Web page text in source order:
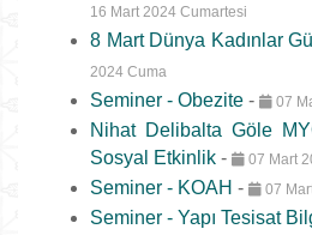
16 Mart 2024 Cumartesi
8 Mart Dünya Kadınlar
2024 Cuma
Seminer - Obezite - 07
Nihat Delibalta Göle
Sosyal Etkinlik - 07 Mart
Seminer - KOAH - 07
Seminer - Yapı Tesisat